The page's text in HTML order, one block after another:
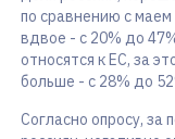
по сравнению с маем
вдвое - с 20% до
относятся к ЕС, за
больше - с 28% до
Согласно опросу, за